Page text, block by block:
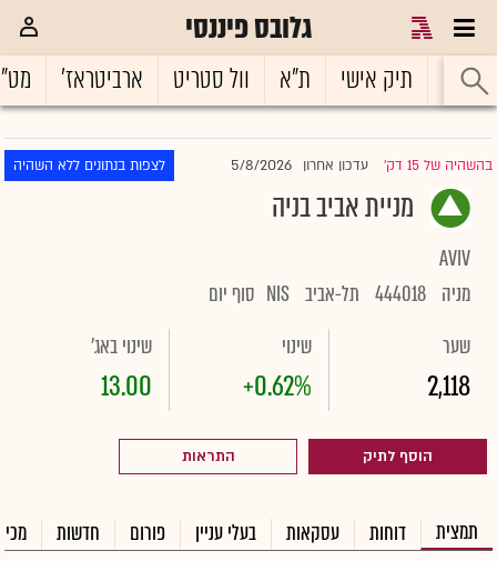
גלובס פיננסי
ראשי תיק אישי ת"א וול סטריט ארביטראז'
בהשהיה של 15 דק' |עדכון אחרון 5/8/2026 לצפות בנתונים ללא השהיה
מניית אביב בניה
AVIV
מניה 444018 תל-אביב NIS סוף יום
שער
2,118
שינוי
+0.62%
שינוי באג'
13.00
הוסף לתיק התראות
תמצית דוחות עסקאות בעלי עניין פורום חדשות